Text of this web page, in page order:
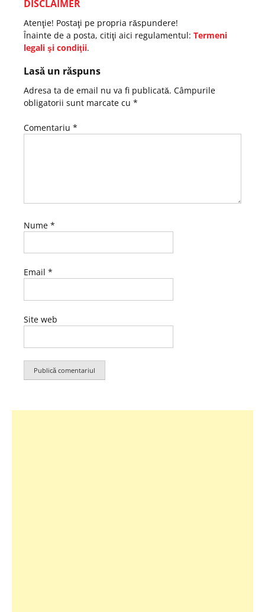
DISCLAIMER
Atenţie! Postaţi pe propria răspundere!
Înainte de a posta, citiţi aici regulamentul: Termeni
legali şi condiţii.
Lasă un răspuns
Adresa ta de email nu va fi publicată. Câmpurile
obligatorii sunt marcate cu *
Comentariu *
Nume *
Email *
Site web